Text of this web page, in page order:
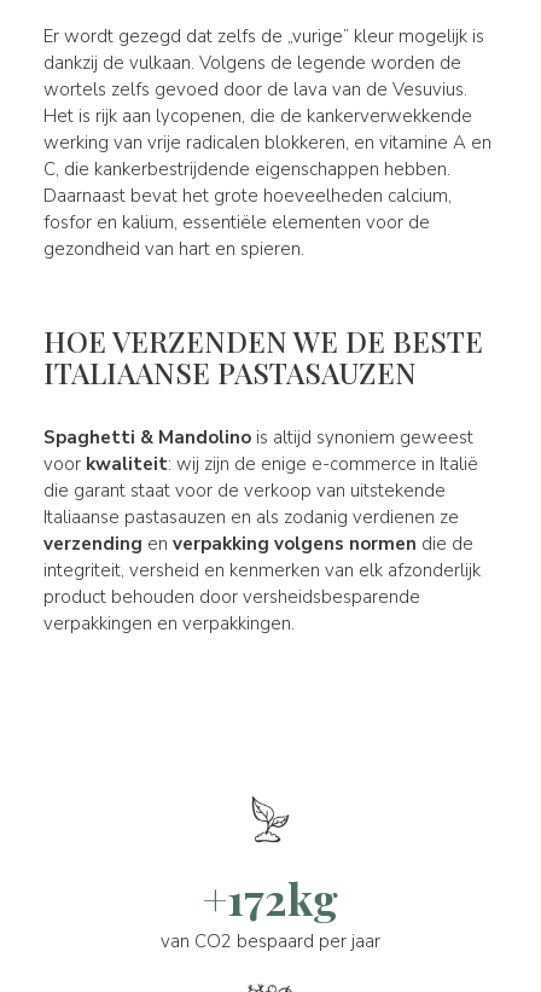
Er wordt gezegd dat zelfs de „vurige” kleur mogelijk is
dankzij de vulkaan. Volgens de legende worden de
wortels zelfs gevoed door de lava van de Vesuvius.
Het is rijk aan lycopenen, die de kankerverwekkende
werking van vrije radicalen blokkeren, en vitamine A en
C, die kankerbestrijdende eigenschappen hebben.
Daarnaast bevat het grote hoeveelheden calcium,
fosfor en kalium, essentiële elementen voor de
gezondheid van hart en spieren.
HOE VERZENDEN WE DE BESTE
ITALIAANSE PASTASAUZEN
Spaghetti & Mandolinois altijd synoniem geweest
voor kwaliteit: wij zijn de enige e-commerce in Italië
die garant staat voor de verkoop van uitstekende
Italiaanse pastasauzen en als zodanig verdienen ze
verzending en verpakking volgens normen die de
integriteit, versheid en kenmerken van elk afzonderlijk
product behouden door versheidsbesparende
verpakkingen en verpakkingen.
+172kg
van CO2 bespaard per jaar